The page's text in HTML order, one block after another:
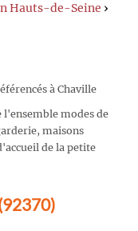
Hauts-de-Seine ›
à Chaville
l'ensemble modes de
maisons
de la petite